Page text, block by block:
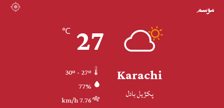
موسم
Karachi
پکڙيل بادل
27
℃
77%
7.76 km/h